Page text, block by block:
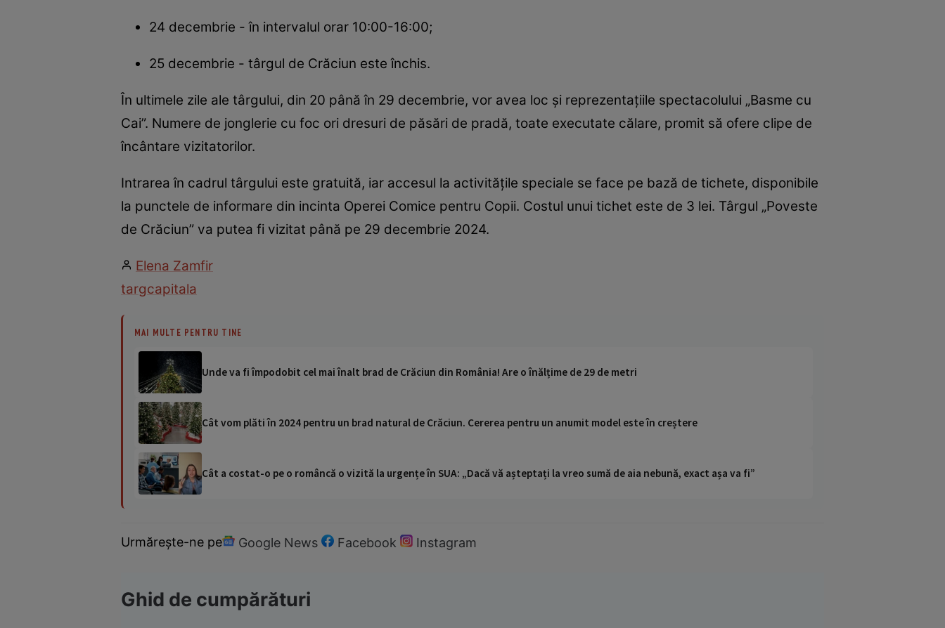
24 decembrie - în intervalul orar 10:00-16:00;
25 decembrie - târgul de Crăciun este închis.
În ultimele zile ale târgului, din 20 până în 29 decembrie, vor avea loc și reprezentațiile spectacolului „Basme cu
Cai”. Numere de jonglerie cu foc ori dresuri de păsări de pradă, toate executate călare, promit să ofere clipe de
încântare vizitatorilor.
Intrarea în cadrul târgului este gratuită, iar accesul la activităţile speciale se face pe bază de tichete, disponibile
la punctele de informare din incinta Operei Comice pentru Copii. Costul unui tichet este de 3 lei. Târgul „Poveste
de Crăciun” va putea fi vizitat până pe 29 decembrie 2024.
Elena Zamfir
targcapitala
MAI MULTE PENTRU TINE
Unde va fi împodobit cel mai înalt brad de Crăciun din România! Are o înălțime de 29 de metri
Cât vom plăti în 2024 pentru un brad natural de Crăciun. Cererea pentru un anumit model este în creștere
Cât a costat-o pe o româncă o vizită la urgențe în SUA: „Dacă vă așteptați la vreo sumă de aia nebună, exact așa va fi”
Urmărește-ne pe Google News Facebook Instagram
Ghid de cumpărături